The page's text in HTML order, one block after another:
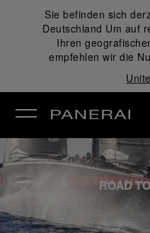
Sie befinden sich
Deutschland Um auf
Ihren
empfehlen wir die
ROAD